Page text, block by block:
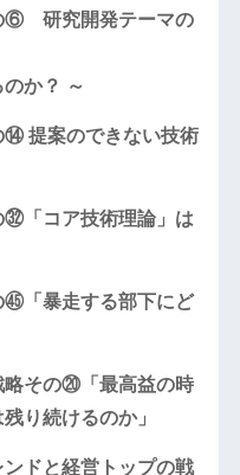
⑥ 研究開発テーマの
か？ ～
⑭ 提案のできない技術
「コア技術理論」は
「暴走する部下にど
略その⑳「最高益の時
り続けるのか」
ドと経営トップの戦